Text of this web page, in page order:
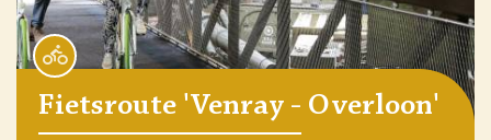
Fietsroute 'Venray - Overloon'